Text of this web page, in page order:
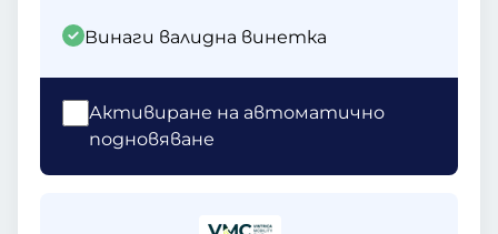
Винаги валидна винетка
Активиране на автоматично
подновяване